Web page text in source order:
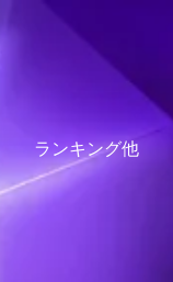
ランキング他